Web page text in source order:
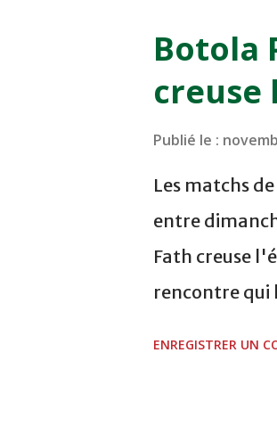
COMPLEXE
finale de la
Botola
creuse
Publié le :
Les matchs
entre
Fath creuse
rencontre qui
ENREGISTRER UN